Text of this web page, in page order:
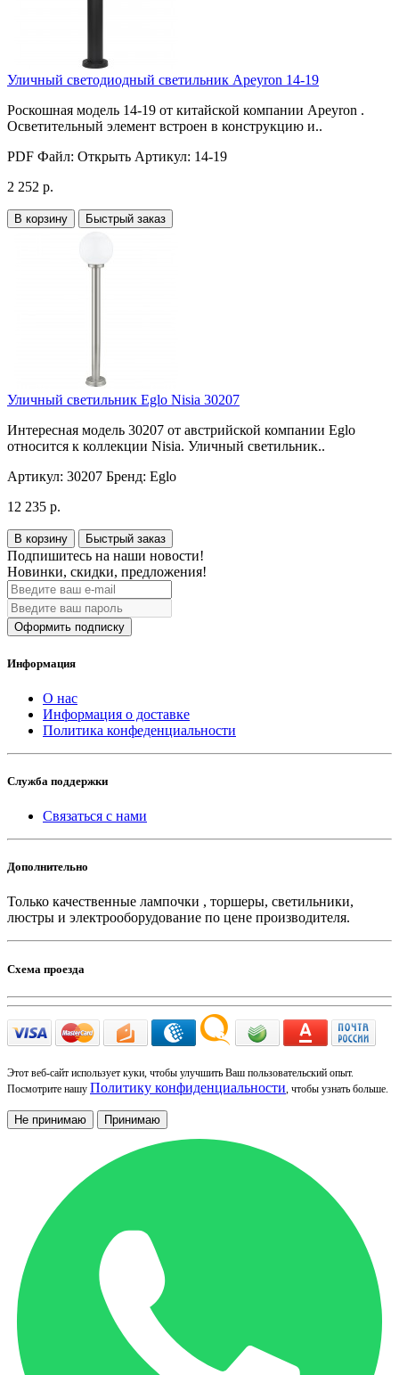
Уличный светодиодный светильник Apeyron 14-19
Роскошная модель 14-19 от китайской компании Apeyron .
Осветительный элемент встроен в конструкцию и..
PDF Файл: Открыть Артикул: 14-19
2 252 р.
В корзину Быстрый заказ
Уличный светильник Eglo Nisia 30207
Интересная модель 30207 от австрийской компании Eglo
относится к коллекции Nisia. Уличный светильник..
Артикул: 30207 Бренд: Eglo
12 235 р.
В корзину Быстрый заказ
Подпишитесь на наши новости!
Новинки, скидки, предложения!
Оформить подписку
Информация
О нас
Информация о доставке
Политика конфеденциальности
Служба поддержки
Связаться с нами
Дополнительно
Только качественные лампочки , торшеры, светильники,
люстры и электрооборудование по цене производителя.
Схема проезда
Этот веб-сайт использует куки, чтобы улучшить Ваш пользовательский опыт.
Посмотрите нашу Политику конфиденциальности, чтобы узнать больше.
Не принимаю Принимаю